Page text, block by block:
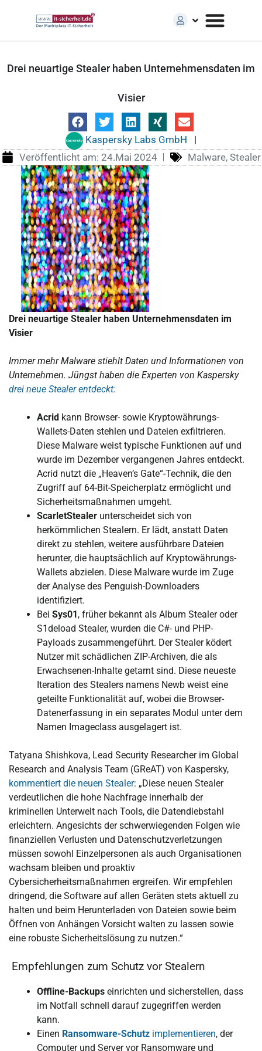
Drei neuartige Stealer haben Unternehmensdaten im
Visier
Kaspersky Labs GmbH
|
Veröffentlicht am: 24.Mai 2024 Malware, Stealer
Drei neuartige Stealer haben Unternehmensdaten im
Visier
Immer mehr Malware stiehlt Daten und Informationen von
Unternehmen. Jüngst haben die Experten von Kaspersky
drei neue Stealer entdeckt:
Acrid kann Browser- sowie Kryptowährungs-
Wallets-Daten stehlen und Dateien exfiltrieren.
Diese Malware weist typische Funktionen auf und
wurde im Dezember vergangenen Jahres entdeckt.
Acrid nutzt die „Heaven’s Gate“-Technik, die den
Zugriff auf 64-Bit-Speicherplatz ermöglicht und
Sicherheitsmaßnahmen umgeht.
ScarletStealer unterscheidet sich von
herkömmlichen Stealern. Er lädt, anstatt Daten
direkt zu stehlen, weitere ausführbare Dateien
herunter, die hauptsächlich auf Kryptowährungs-
Wallets abzielen. Diese Malware wurde im Zuge
der Analyse des Penguish-Downloaders
identifiziert.
Bei Sys01, früher bekannt als Album Stealer oder
S1deload Stealer, wurden die C#- und PHP-
Payloads zusammengeführt. Der Stealer ködert
Nutzer mit schädlichen ZIP-Archiven, die als
Erwachsenen-Inhalte getarnt sind. Diese neueste
Iteration des Stealers namens Newb weist eine
geteilte Funktionalität auf, wobei die Browser-
Datenerfassung in ein separates Modul unter dem
Namen Imageclass ausgelagert ist.
Tatyana Shishkova, Lead Security Researcher im Global
Research and Analysis Team (GReAT) von Kaspersky,
kommentiert die neuen Stealer: „Diese neuen Stealer
verdeutlichen die hohe Nachfrage innerhalb der
kriminellen Unterwelt nach Tools, die Datendiebstahl
erleichtern. Angesichts der schwerwiegenden Folgen wie
finanziellen Verlusten und Datenschutzverletzungen
müssen sowohl Einzelpersonen als auch Organisationen
wachsam bleiben und proaktiv
Cybersicherheitsmaßnahmen ergreifen. Wir empfehlen
dringend, die Software auf allen Geräten stets aktuell zu
halten und beim Herunterladen von Dateien sowie beim
Öffnen von Anhängen Vorsicht walten zu lassen sowie
eine robuste Sicherheitslösung zu nutzen.“
Empfehlungen zum Schutz vor Stealern
Offline-Backups einrichten und sicherstellen, dass
im Notfall schnell darauf zugegriffen werden
kann.
Einen Ransomware-Schutz implementieren, der
Computer und Server vor Ransomware und